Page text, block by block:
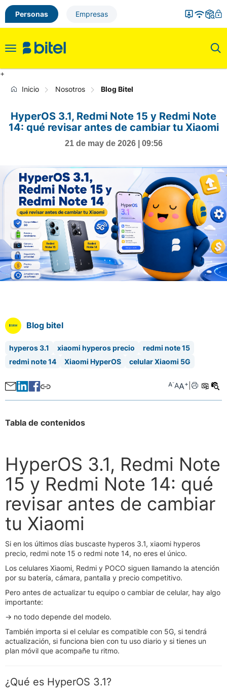
Personas Empresas
Toggle
+
Inicio
Nosotros Blog Bitel
HyperOS 3.1, Redmi Note 15 y Redmi Note
14: qué revisar antes de cambiar tu Xiaomi
21 de may de 2026 | 09:56
Blog bitel
hyperos 3.1 xiaomi hyperos precio
redmi note 15
redmi note 14
Xiaomi HyperOS celular Xiaomi 5G
A-AA+
Tabla de contenidos
HyperOS 3.1, Redmi Note
15 y Redmi Note 14: qué
revisar antes de cambiar
tu Xiaomi
Si en los últimos días buscaste hyperos 3.1, xiaomi hyperos
precio, redmi note 15 o redmi note 14, no eres el único.
Los celulares Xiaomi, Redmi y POCO siguen llamando la atención
por su batería, cámara, pantalla y precio competitivo.
Pero antes de actualizar tu equipo o cambiar de celular, hay algo
importante:
→ no todo depende del modelo.
También importa si el celular es compatible con 5G, si tendrá
actualización, si funciona bien con tu uso diario y si tienes un
plan móvil que acompañe tu ritmo.
¿Qué es HyperOS 3.1?